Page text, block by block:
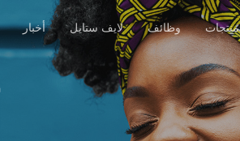
منتجات وظائف لايف ستايل أخبار